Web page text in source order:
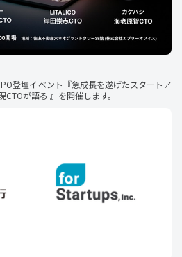
登壇イベント『急成長を遂げたスタートア
が語る 』を開催します。